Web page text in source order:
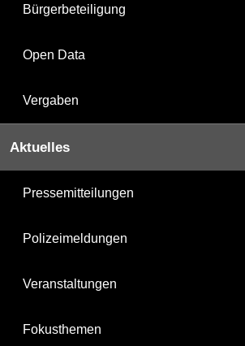
Bürgerbeteiligung
Open Data
Vergaben
Aktuelles
Pressemitteilungen
Polizeimeldungen
Veranstaltungen
Fokusthemen